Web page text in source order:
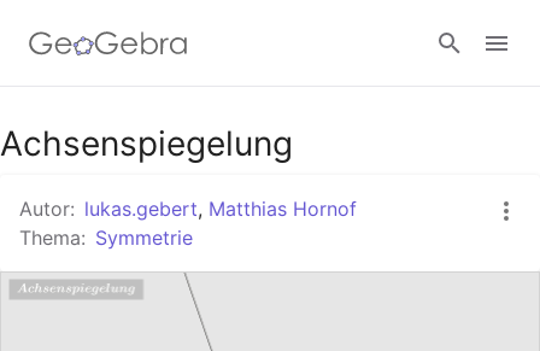
Google Classroom
GeoGebra Classroom
Achsenspiegelung
Autor: lukas.gebert, Matthias Hornof
Thema: Symmetrie